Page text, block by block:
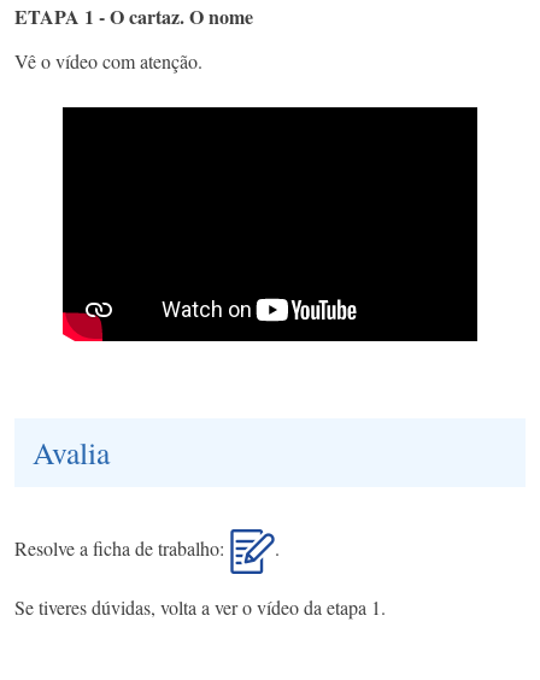
ETAPA 1 - O cartaz. O nome
Vê o vídeo com atenção.
Avalia
Resolve a ficha de trabalho: .
Se tiveres dúvidas, volta a ver o vídeo da etapa 1.